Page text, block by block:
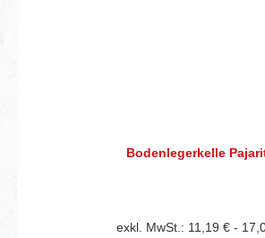
Bodenlegerkelle
exkl. MwSt.: 11,19 € -